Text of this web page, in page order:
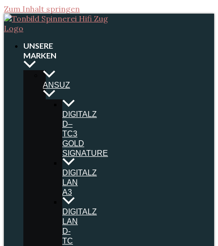
Zum Inhalt springen
UNSERE
MARKEN
ANSUZ
DIGITALZ
D–
TC3
GOLD
SIGNATURE
DIGITALZ
LAN
A3
DIGITALZ
LAN
D-
TC